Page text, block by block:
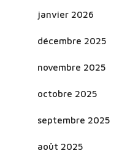
janvier 2026
décembre 2025
novembre 2025
octobre 2025
septembre 2025
août 2025